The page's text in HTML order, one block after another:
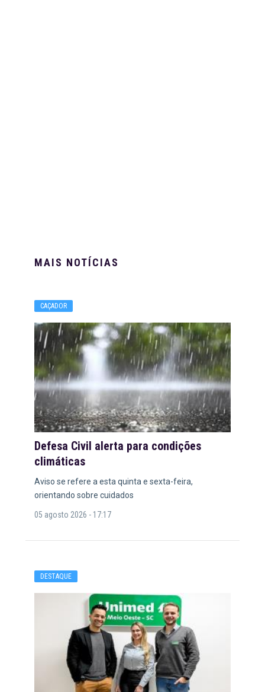
MAIS NOTÍCIAS
CAÇADOR
Defesa Civil alerta para condições
climáticas
Aviso se refere a esta quinta e sexta-feira,
orientando sobre cuidados
05 agosto 2026 - 17:17
DESTAQUE